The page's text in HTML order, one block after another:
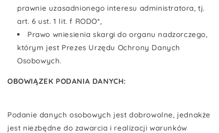
prawnie uzasadnionego interesu administratora, tj.
art. 6 ust. 1 lit. f RODO*,
Prawo wniesienia skargi do organu nadzorczego,
którym jest Prezes Urzędu Ochrony Danych
Osobowych.
OBOWIĄZEK PODANIA DANYCH:
Podanie danych osobowych jest dobrowolne, jednakże
jest niezbędne do zawarcia i realizacji warunków